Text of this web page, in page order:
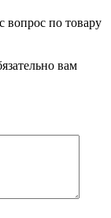
вопрос по товару
вам